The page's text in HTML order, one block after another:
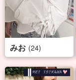
みお (24)